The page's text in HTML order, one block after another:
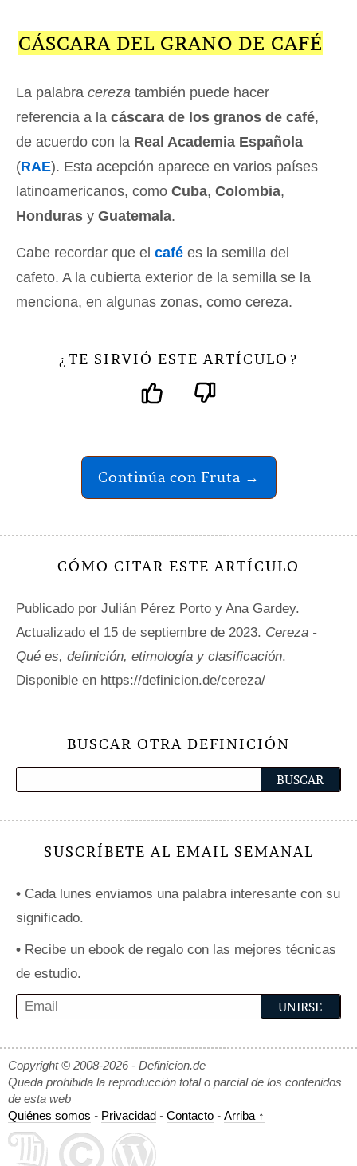
CÁSCARA DEL GRANO DE CAFÉ
La palabra cereza también puede hacer
referencia a la cáscara de los granos de café,
de acuerdo con la Real Academia Española
(RAE). Esta acepción aparece en varios países
latinoamericanos, como Cuba, Colombia,
Honduras y Guatemala.
Cabe recordar que el café es la semilla del
cafeto. A la cubierta exterior de la semilla se la
menciona, en algunas zonas, como cereza.
¿ TE SIRVIÓ ESTE ARTÍCULO ?
Continúa con Fruta →
CÓMO CITAR ESTE ARTÍCULO
Publicado por Julián Pérez Porto y Ana Gardey.
Actualizado el 15 de septiembre de 2023. Cereza -
Qué es, definición, etimología y clasificación.
Disponible en https://definicion.de/cereza/
BUSCAR OTRA DEFINICIÓN
SUSCRÍBETE AL EMAIL SEMANAL
• Cada lunes enviamos una palabra interesante con su
significado.
• Recibe un ebook de regalo con las mejores técnicas
de estudio.
Copyright © 2008-2026 - Definicion.de
Queda prohibida la reproducción total o parcial de los contenidos
de esta web
Quiénes somos - Privacidad - Contacto - Arriba ↑